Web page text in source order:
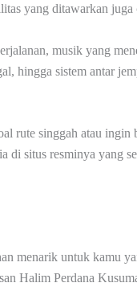
yang ditawarkan
musik yang
hingga sistem antar
rute singgah atau
di situs resminya yang
menarik untuk kamu
Halim Perdana